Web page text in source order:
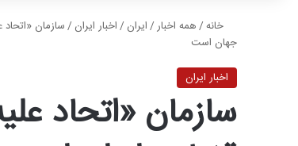
خانه/همه اخبار/ایران /اخبار ایران /سازمان
جهان است
اخبار ایران
سازمان «اتحاد